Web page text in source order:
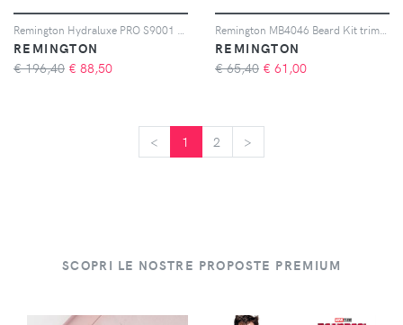
REMINGTON
€ 196,40 € 88,50
REMINGTON
€ 65,40 € 61,00
< 1 2 >
SCOPRI LE NOSTRE PROPOSTE PREMIUM